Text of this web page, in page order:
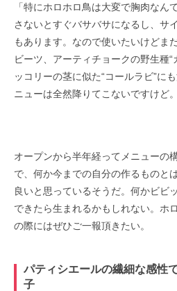
「特にホロホロ鳥は大変で胸肉なん
さないとすぐバサバサになるし、サ
もあります。なので使いたいけどま
ビーツ、アーティチョークの野生種“
ッコリーの茎に似た“コールラビ”に
ニューは全然降りてこないですけど
オープンから半年経ってメニューの
で、何か今までの自分の作るものと
良いと思っているそうだ。何かビビ
できたら生まれるかもしれない。
の際にはぜひご一報頂きたい。
パティシエールの繊細な感性
子